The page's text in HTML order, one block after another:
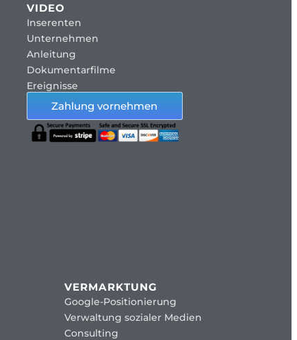
VIDEO
Inserenten
Unternehmen
Anleitung
Dokumentarfilme
Ereignisse
Zahlung vornehmen
VERMARKTUNG
Google-Positionierung
Verwaltung sozialer Medien
Consulting